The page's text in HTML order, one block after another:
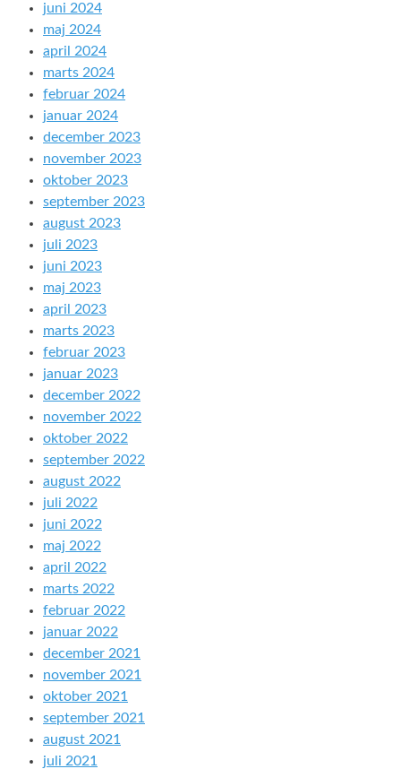
juni 2024
maj 2024
april 2024
marts 2024
februar 2024
januar 2024
december 2023
november 2023
oktober 2023
september 2023
august 2023
juli 2023
juni 2023
maj 2023
april 2023
marts 2023
februar 2023
januar 2023
december 2022
november 2022
oktober 2022
september 2022
august 2022
juli 2022
juni 2022
maj 2022
april 2022
marts 2022
februar 2022
januar 2022
december 2021
november 2021
oktober 2021
september 2021
august 2021
juli 2021